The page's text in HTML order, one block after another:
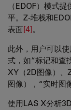
（EDOF）模式
平。Z-堆栈和
表面[4]。
此外，用户可以
式，如“标记和查
XY（2D图像）、
图像），“实时图
使用LAS X分析